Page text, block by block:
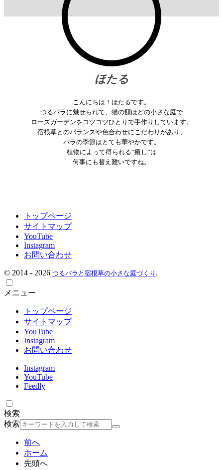
ほたる
こんにちは！ほたるです。
つるバラに魅せられて、猫の額ほどの小さな庭で
ローズガーデンをコツコツひとりで手作りしています。
宿根草とのバランスや色合わせにこだわりがあり、
バラの季節はとても華やかです。
植物によって得られる“癒し”は
何事にも替え難いですね。
トップページ
サイトマップ
YouTube
Instagram
お問い合わせ
© 2014 - 2026 つるバラと宿根草の小さな庭づくり .
メニュー
トップページ
サイトマップ
YouTube
Instagram
お問い合わせ
Instagram
YouTube
Feedly
検索
検索
前へ
ホーム
先頭へ